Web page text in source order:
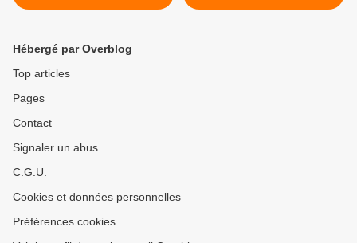
Hébergé par Overblog
Top articles
Pages
Contact
Signaler un abus
C.G.U.
Cookies et données personnelles
Préférences cookies